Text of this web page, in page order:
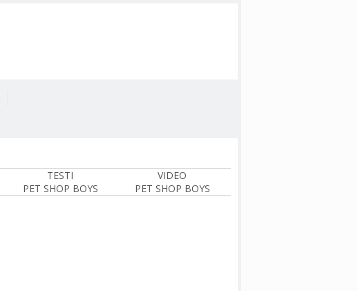
TESTI
PET SHOP BOYS
VIDEO
PET SHOP BOYS